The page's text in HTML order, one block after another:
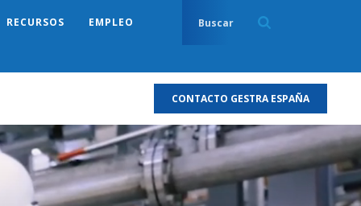
RECURSOS EMPLEO
CONTACTO GESTRA ESPAÑA